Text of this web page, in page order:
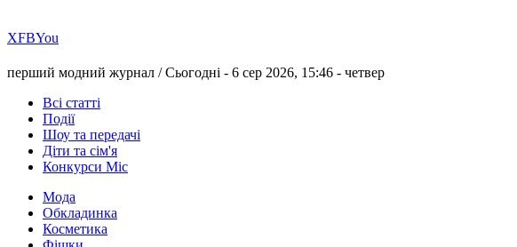
ХFBYou
перший модний журнал /Сьогодні - 6 сер 2026, 15:46 - четвер
Всі статті
Події
Шоу та передачі
Діти та сім'я
Конкурси Міс
Мода
Обкладинка
Косметика